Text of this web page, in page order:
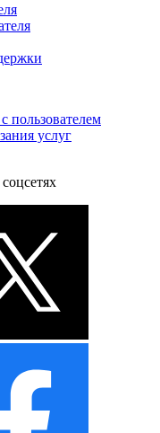
пользователем
услуг